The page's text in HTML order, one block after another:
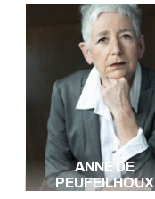
ANNE DE
PEUFEILHOUX